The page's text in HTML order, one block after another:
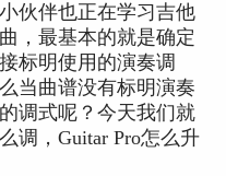
伙伴也正在学习吉他
，最基本的就是确定
标明使用的演奏调
当曲谱没有标明演奏
调式呢？今天我们就
调，Guitar Pro怎么升